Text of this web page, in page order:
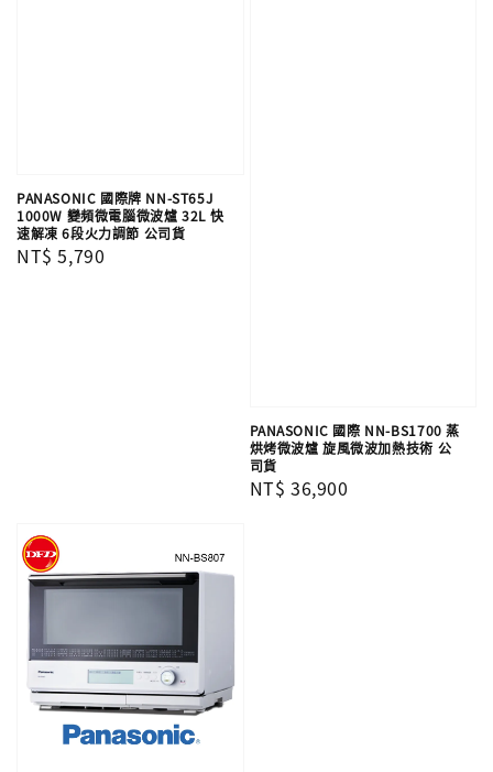
PANASONIC 國際牌 NN-ST65J
1000W 變頻微電腦微波爐 32L 快
速解凍 6段火力調節 公司貨
Regular
NT$ 5,790
PANASONIC 國際 NN-BS1700 蒸
烘烤微波爐 旋風微波加熱技術 公
司貨
Regular
NT$ 36,900